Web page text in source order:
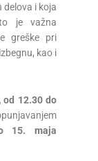
delova i koja
je važna
greške pri
kao i
, od 12.30do
15.maja